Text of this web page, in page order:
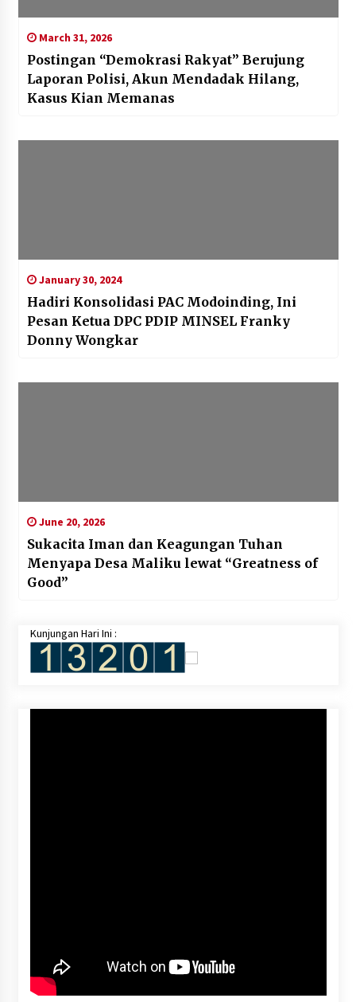
March 31, 2026
Postingan “Demokrasi Rakyat” Berujung
Laporan Polisi, Akun Mendadak Hilang,
Kasus Kian Memanas
January 30, 2024
Hadiri Konsolidasi PAC Modoinding, Ini
Pesan Ketua DPC PDIP MINSEL Franky
Donny Wongkar
June 20, 2026
Sukacita Iman dan Keagungan Tuhan
Menyapa Desa Maliku lewat “Greatness of
Good”
Kunjungan Hari Ini :